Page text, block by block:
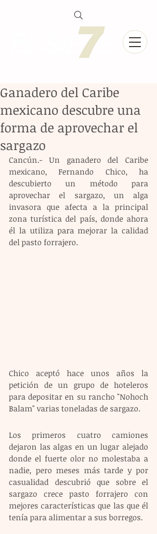
Ganadero del Caribe
mexicano descubre una
forma de aprovechar el
sargazo
Cancún.- Un ganadero del Caribe
mexicano, Fernando Chico, ha
descubierto un método para
aprovechar el sargazo, un alga
invasora que afecta a la principal
zona turística del país, donde ahora
él la utiliza para mejorar la calidad
del pasto forrajero.
Chico aceptó hace unos años la
petición de un grupo de hoteleros
para depositar en su rancho "Nohoch
Balam" varias toneladas de sargazo.
Los primeros cuatro camiones
dejaron las algas en un lugar alejado
donde el fuerte olor no molestaba a
nadie, pero meses más tarde y por
casualidad descubrió que sobre el
sargazo crece pasto forrajero con
mejores características que las que él
tenía para alimentar a sus borregos.